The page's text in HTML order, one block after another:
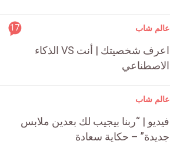
عالم شاب 17
اعرف شخصيتك | أنت VS الذكاء
الاصطناعي
عالم شاب
فيديو | “ربنا بيجيب لك بعدين ملابس
جديدة” – حكاية سعادة